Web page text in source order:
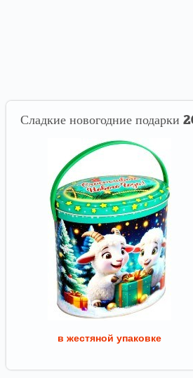
Сладкие новогодние подарки
в жестяной упаковке